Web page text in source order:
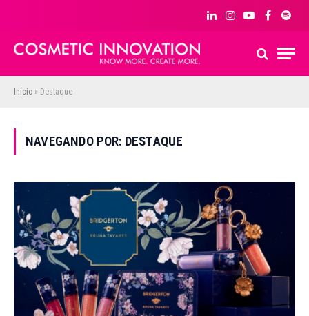
LinkedInInstagram
YouTubeFacebook
Início » Destaque
NAVEGANDO POR: DESTAQUE